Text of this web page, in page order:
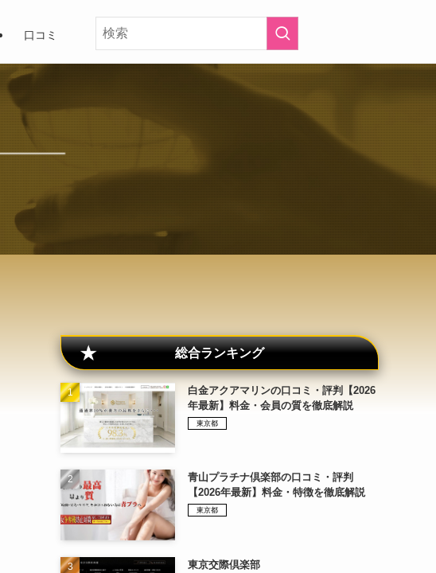
口コミ
総合ランキング
白金アクアマリンの口コミ・評判【2026
年最新】料金・会員の質を徹底解説
東京都
青山プラチナ倶楽部の口コミ・評判
【2026年最新】料金・特徴を徹底解説
東京都
東京交際倶楽部